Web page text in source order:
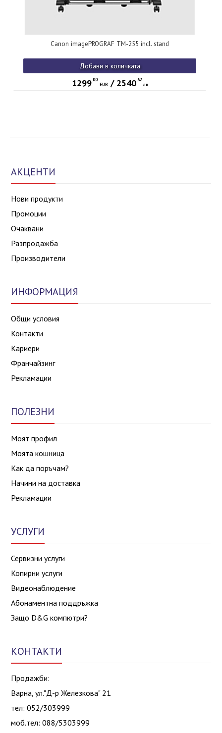
Canon imagePROGRAF TM-255 incl. stand
Добави в количката
1299 00
EUR/ 2540 62
лв
АКЦЕНТИ
Нови продукти
Промоции
Очаквани
Разпродажба
Производители
ИНФОРМАЦИЯ
Общи условия
Контакти
Кариери
Франчайзинг
Рекламации
ПОЛЕЗНИ
Моят профил
Моята кошница
Как да поръчам?
Начини на доставка
Рекламации
УСЛУГИ
Сервизни услуги
Копирни услуги
Видеонаблюдение
Абонаментна поддръжка
Защо D&G компютри?
КОНТАКТИ
Продажби:
Варна, ул."Д-р Железкова" 21
тел: 052/303999
моб.тел: 088/5303999